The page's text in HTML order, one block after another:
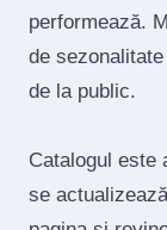
performează.
de
de la public.
Catalogul este
se